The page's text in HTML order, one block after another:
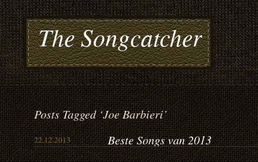
The Songcatcher
Posts Tagged ‘Joe Barbieri’
22.12.2013 Beste Songs van 2013